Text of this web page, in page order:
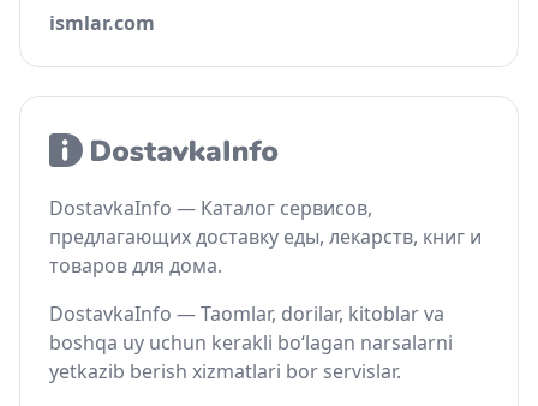
ismlar.com
DostavkaInfo — Каталог сервисов,
предлагающих доставку еды, лекарств, книг и
товаров для дома.
DostavkaInfo — Taomlar, dorilar, kitoblar va
boshqa uy uchun kerakli bo‘lagan narsalarni
yetkazib berish xizmatlari bor servislar.